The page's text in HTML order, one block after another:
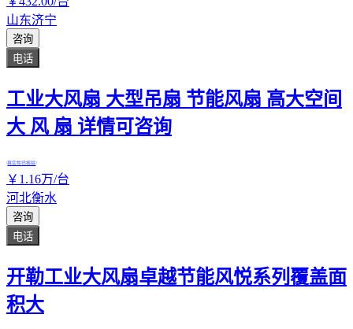
山东济宁
咨询
电话
工业大风扇 大型吊扇 节能风扇 高大空间
大 风 扇 详情可咨询
真实性已核验
￥ 1 .16万/台
河北衡水
咨询
电话
开勒工业大风扇卓越节能风悦系列覆盖面
积大